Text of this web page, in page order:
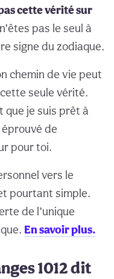
cette vérité sur
pas le seul à
signe du zodiaque.
chemin de vie peut
seule vérité.
que je suis prêt à
de
pour toi.
vers le
pourtant simple.
de l’unique
En savoir plus.
1012 dit